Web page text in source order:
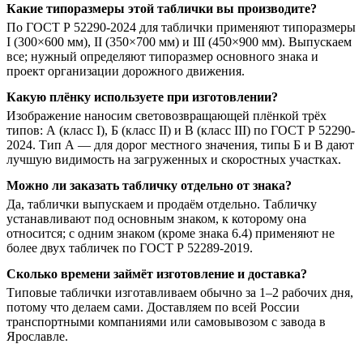
Какие типоразмеры этой таблички вы производите?
По ГОСТ Р 52290-2024 для таблички применяют типоразмеры
I (300×600 мм), II (350×700 мм) и III (450×900 мм). Выпускаем
все; нужный определяют типоразмер основного знака и
проект организации дорожного движения.
Какую плёнку используете при изготовлении?
Изображение наносим световозвращающей плёнкой трёх
типов: А (класс I), Б (класс II) и В (класс III) по ГОСТ Р 52290-
2024. Тип А — для дорог местного значения, типы Б и В дают
лучшую видимость на загруженных и скоростных участках.
Можно ли заказать табличку отдельно от знака?
Да, таблички выпускаем и продаём отдельно. Табличку
устанавливают под основным знаком, к которому она
относится; с одним знаком (кроме знака 6.4) применяют не
более двух табличек по ГОСТ Р 52289-2019.
Сколько времени займёт изготовление и доставка?
Типовые таблички изготавливаем обычно за 1–2 рабочих дня,
потому что делаем сами. Доставляем по всей России
транспортными компаниями или самовывозом с завода в
Ярославле.